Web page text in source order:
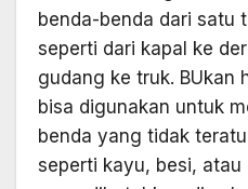
benda-benda dari satu
seperti dari kapal ke
gudang ke truk. BUkan
bisa digunakan untuk
benda yang tidak
seperti kayu, besi, atau